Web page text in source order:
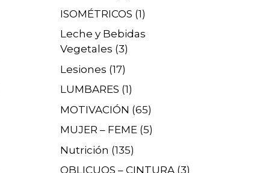
ISOMÉTRICOS (1)
Leche y Bebidas
Vegetales (3)
Lesiones (17)
LUMBARES (1)
MOTIVACIÓN (65)
MUJER – FEME (5)
Nutrición (135)
OBLICUOS – CINTURA (3)